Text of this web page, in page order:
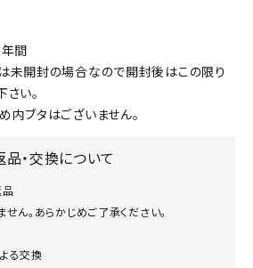
間
未開封の場合なので開封後はこの限り
い。
ブタはございません。
品・交換について
品
ん。あらかじめご了承ください。
る交換